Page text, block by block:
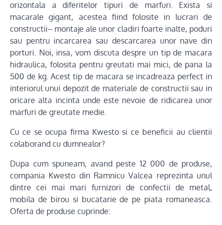
orizontala a diferitelor tipuri de marfuri. Exista si
macarale gigant, acestea fiind folosite in lucrari de
constructii– montaje ale unor cladiri foarte inalte, poduri
sau pentru incarcarea sau descarcarea unor nave din
porturi. Noi, insa, vom discuta despre un tip de macara
hidraulica, folosita pentru greutati mai mici, de pana la
500 de kg. Acest tip de macara se incadreaza perfect in
interiorul unui depozit de materiale de constructii sau in
oricare alta incinta unde este nevoie de ridicarea unor
marfuri de greutate medie.
Cu ce se ocupa firma Kwesto si ce beneficii au clientii
colaborand cu dumnealor?
Dupa cum spuneam, avand peste 12 000 de produse,
compania Kwesto din Ramnicu Valcea reprezinta unul
dintre cei mai mari furnizori de confectii de metal,
mobila de birou si bucatarie de pe piata romaneasca.
Oferta de produse cuprinde: